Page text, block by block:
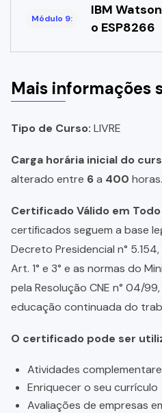
Módulo 9:
IBM
o ESP8266
Mais informações
Tipo de Curso: LIVRE
Carga horária inicial do
alterado entre 6a 400 horas.
Certificado Válido em Todo
certificados seguem a base
Decreto Presidencial n°
Art. 1° e 3° e as normas do
pela Resolução CNE n° 04/
educação continuada do
O certificado pode ser
Atividades
Enriquecer o seu currículo
Avaliações de empresas